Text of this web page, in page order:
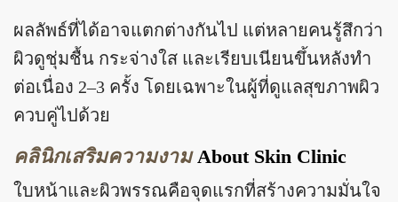
ผลลัพธ์ที่ได้อาจแตกต่างกันไป แต่หลายคนรู้สึกว่า
ผิวดูชุ่มชื้น กระจ่างใส และเรียบเนียนขึ้นหลังทำ
ต่อเนื่อง 2–3 ครั้ง โดยเฉพาะในผู้ที่ดูแลสุขภาพผิว
ควบคู่ไปด้วย
คลินิกเสริมความงามAbout Skin Clinic
ใบหน้าและผิวพรรณคือจุดแรกที่สร้างความมั่นใจ